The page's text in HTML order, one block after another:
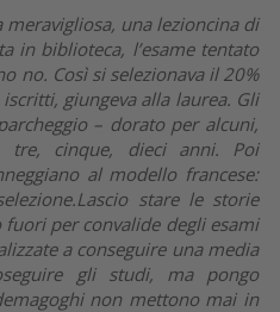
una lezioncina di
in biblioteca, l’esame tentato
no. Così si selezionava il 20%
giungeva alla laurea. Gli
– dorato per alcuni,
cinque, dieci anni. Poi
al modello francese:
stare le storie
per convalide degli esami
a conseguire una media
gli studi, ma pongo
non mettono mai in